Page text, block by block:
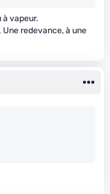
à vapeur.
redevance, à une